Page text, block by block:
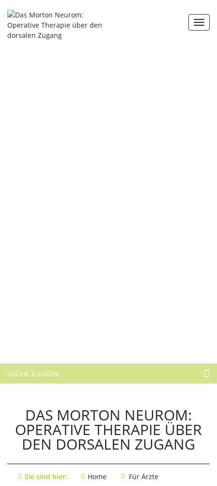
SUCHE & LOGIN
DAS MORTON NEUROM:
OPERATIVE THERAPIE ÜBER
DEN DORSALEN ZUGANG
Sie sind hier: Home
Für Ärzte